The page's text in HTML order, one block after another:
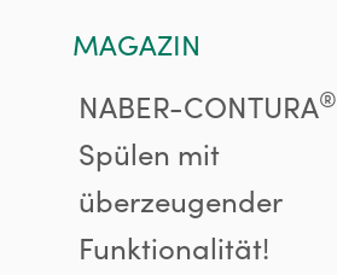
MAGAZIN
NABER-CONTURA®
Spülen mit
überzeugender
Funktionalität!